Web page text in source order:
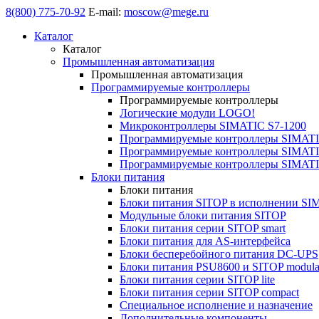
8(800) 775-70-92 E-mail: moscow@mege.ru
Каталог
Каталог
Промышленная автоматизация
Промышленная автоматизация
Программируемые контроллеры
Программируемые контроллеры
Логические модули LOGO!
Микроконтроллеры SIMATIC S7-1200
Программируемые контроллеры
Программируемые контроллеры
Программируемые контроллеры
Блоки питания
Блоки питания
Блоки питания SITOP в исполнении
Модульные блоки питания SITOP
Блоки питания серии SITOP smart
Блоки питания для AS-интерфейса
Блоки бесперебойного питания DC-UPS
Блоки питания PSU8600 и SITOP
Блоки питания серии SITOP lite
Блоки питания серии SITOP compact
Специальное исполнение и назначение